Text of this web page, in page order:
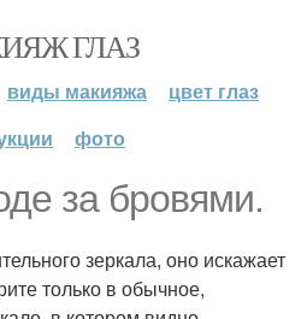
ГЛАЗ
виды макияжа
цвет глаз
фото
за бровями.
зеркала, оно искажает
только в обычное,